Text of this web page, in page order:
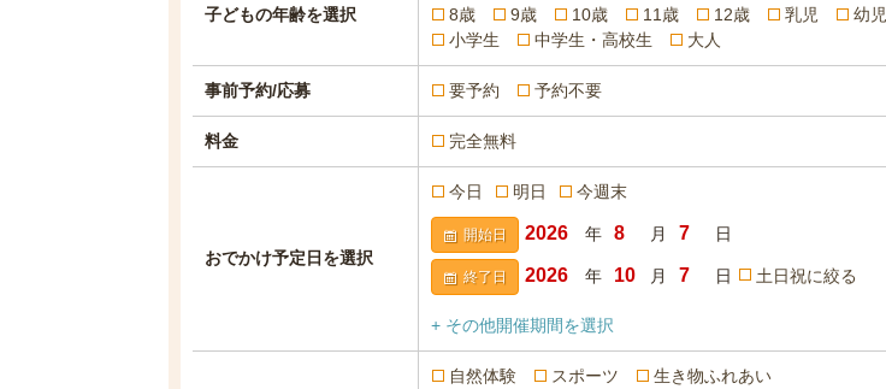
子どもの年齢を選択
8歳
9歳 10歳 11歳 12歳 乳児
幼児
小学生
中学生・高校生 大人
事前予約/応募 要予約 予約不要
料金 完全無料
おでかけ予定日を選択
今日 明日 今週末
開始日 年 月 日
終了日 年 月 日 土日祝に絞る
+ その他開催期間を選択
自然体験 スポーツ
生き物ふれあい